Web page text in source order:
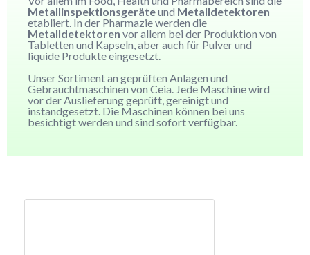
Metallinspektionsgeräteund Metalldetektoren
etabliert. In der Pharmazie werden die
Metalldetektoren vor allem bei der Produktion von
Tabletten und Kapseln, aber auch für Pulver und
liquide Produkte eingesetzt.
Unser Sortiment an geprüften Anlagen und
Gebrauchtmaschinen von Ceia. Jede Maschine wird
vor der Auslieferung geprüft, gereinigt und
instandgesetzt. Die Maschinen können bei uns
besichtigt werden und sind sofort verfügbar.